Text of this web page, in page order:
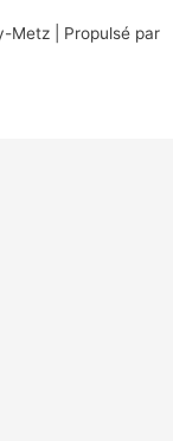
Metz | Propulsé par